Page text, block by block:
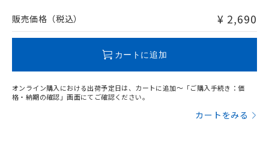
問い合わせください。
販売価格（税込） ¥ 2,690
カートに追加
オンライン購入における出荷予定日は、カートに追加～「ご購入手続き：価
格・納期の確認」画面にてご確認ください。
カートをみる